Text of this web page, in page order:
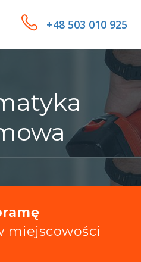
+48 503 010 925
miejscowości